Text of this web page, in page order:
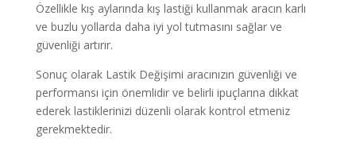
Özellikle kış aylarında kış lastiği kullanmak aracın karlı
ve buzlu yollarda daha iyi yol tutmasını sağlar ve
güvenliği artırır.
Sonuç olarak Lastik Değişimi aracınızın güvenliği ve
performansı için önemlidir ve belirli ipuçlarına dikkat
ederek lastiklerinizi düzenli olarak kontrol etmeniz
gerekmektedir.